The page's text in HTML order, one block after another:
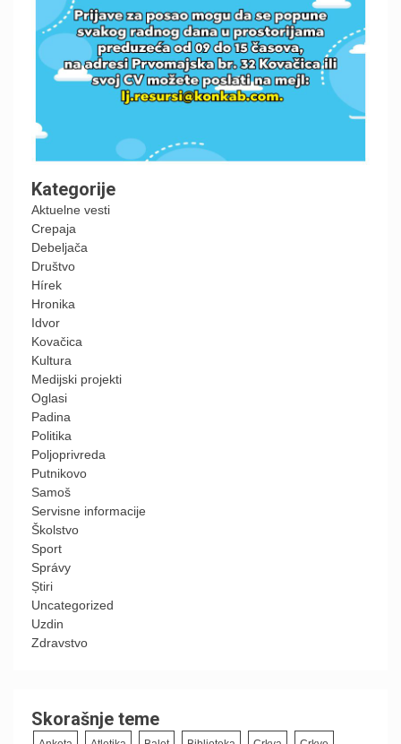
Kategorije
Aktuelne vesti
Crepaja
Debeljača
Društvo
Hírek
Hronika
Idvor
Kovačica
Kultura
Medijski projekti
Oglasi
Padina
Politika
Poljoprivreda
Putnikovo
Samoš
Servisne informacije
Školstvo
Sport
Správy
Știri
Uncategorized
Uzdin
Zdravstvo
Skorašnje teme